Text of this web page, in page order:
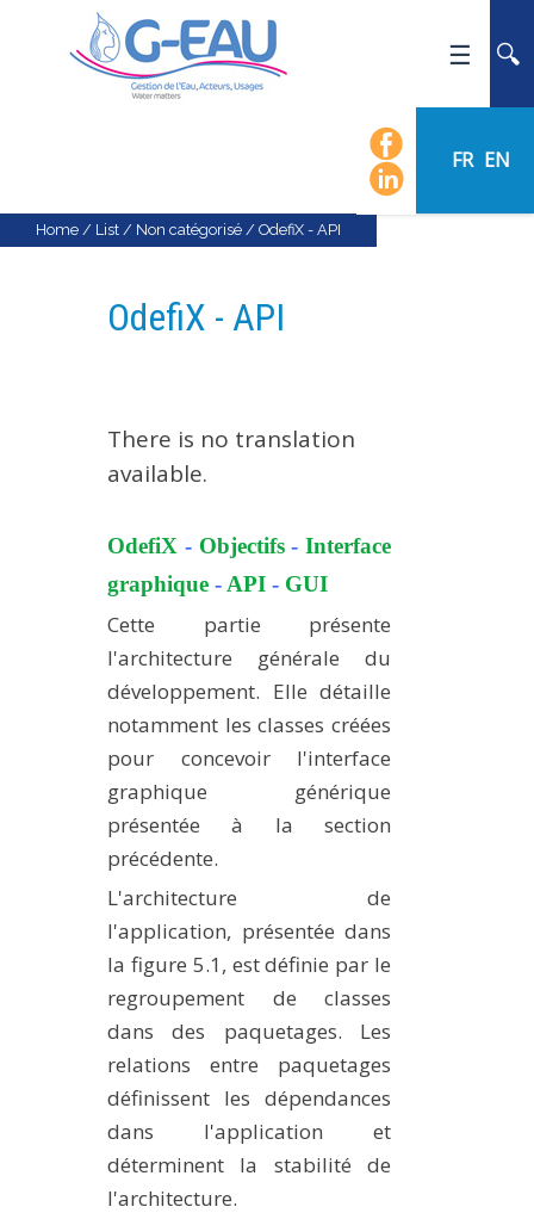
FR EN
NEWS
FLOW CHART
EXPERIMENTAL PLATFORMS
GEOGRAPHIC LOCATIONS
COMPLETED PROJECTS
UMR NETWORKS
REGULAR SEMINARS
TRAINING COURSES
MASTER
ENGINEERING
EDUCATION AND TRAINING
DOCTORAL TRAINING
PRODUCTION
METHODS AND TOOLS
SOFTWARE
PUBLICATIONS SUR HAL
Home / List / Non catégorisé / OdefiX - API
OdefiX - API
There is no translation
available.
OdefiX - Objectifs- Interface
graphique - API - GUI
Cette partie présente
l'architecture générale du
développement. Elle détaille
notamment les classes créées
pour concevoir l'interface
graphique générique
présentée à la section
précédente.
L'architecture de
l'application, présentée dans
la figure 5.1, est définie par le
regroupement de classes
dans des paquetages. Les
relations entre paquetages
définissent les dépendances
dans l'application et
déterminent la stabilité de
l'architecture.